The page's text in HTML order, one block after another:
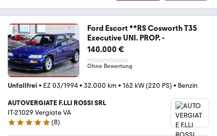
Ford Escort **RS Cosworth T35
Executive UNI. PROP. -
140.000 €
Ohne Bewertung
Unfallfrei • EZ 03/1994• 32.000 km • 162 kW (220 PS) • Benzin
AUTOVERGIATE F.LLI ROSSI SRL
IT-21029 Vergiate VA
4.9 Sterne
(8)